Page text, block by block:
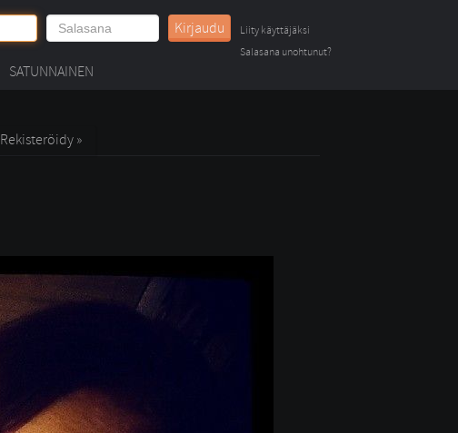
Kirjaudu
Liity käyttäjäksi
Salasana unohtunut?
SATUNNAINEN
Rekisteröidy »